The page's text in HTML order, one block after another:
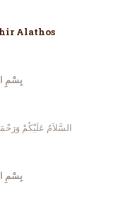
Alathos
بِسْمِ
السَّلاَمُ عَلَيْكُمْ
بِسْمِ